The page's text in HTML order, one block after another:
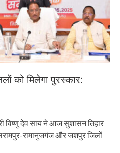
को मिलेगा पुरस्कार:
विष्णु देव साय ने आज सुशासन तिहार
रामानुजगंज और जशपुर जिलों